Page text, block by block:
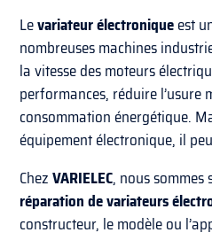
Levariateur électroniqueest
nombreuses machines
la vitesse des moteurs
performances, réduire l’usure
consommation énergétique.
équipement électronique, il
ChezVARIELEC, nous sommes
réparation de variateurs
constructeur, le modèle ou